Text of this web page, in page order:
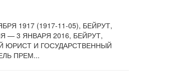
1917 (1917-11-05), БЕЙРУТ,
— 3 ЯНВАРЯ 2016, БЕЙРУТ,
ЮРИСТ И ГОСУДАРСТВЕННЫЙ
ПРЕМ...